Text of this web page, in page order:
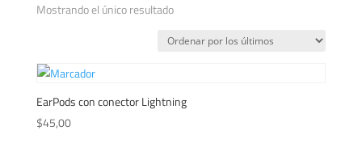
Mostrando el único resultado
EarPods con conector Lightning
$45,00